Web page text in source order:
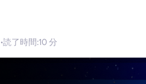
·読了時間:10 分